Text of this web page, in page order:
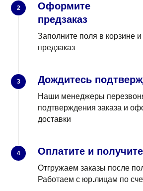
2
Оформите
предзаказ
Заполните поля в корзине и
предзаказ
3 Дождитесь
Наши менеджеры
подтверждения заказа и
доставки
4 Оплатите и получите
Отгружаем заказы после
Работаем с юр.лицам по